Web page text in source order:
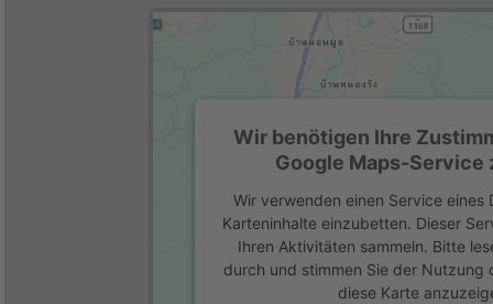
Wir benötigen Ihre
Google Maps-Service
Wir verwenden einen Service eines
Karteninhalte einzubetten. Dieser
Ihren Aktivitäten sammeln. Bitte
durch und stimmen Sie der Nutzung
diese Karte